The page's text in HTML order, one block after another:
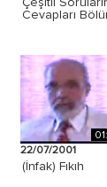
Çeşitli
Cevapları
22/07/2001
(İnfak) Fıkıh